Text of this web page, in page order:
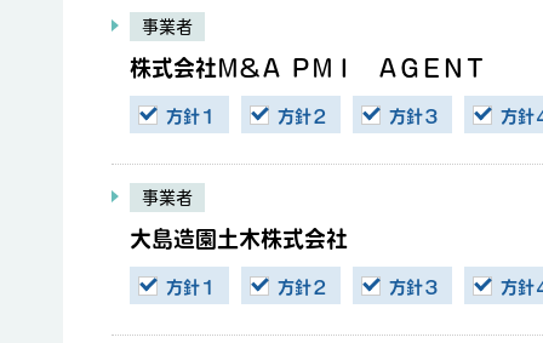
事業者
株式会社Ｍ＆Ａ ＰＭＩ ＡＧＥＮＴ
方針１ 方針２ 方針３ 方針
事業者
大島造園土木株式会社
方針１ 方針２ 方針３ 方針